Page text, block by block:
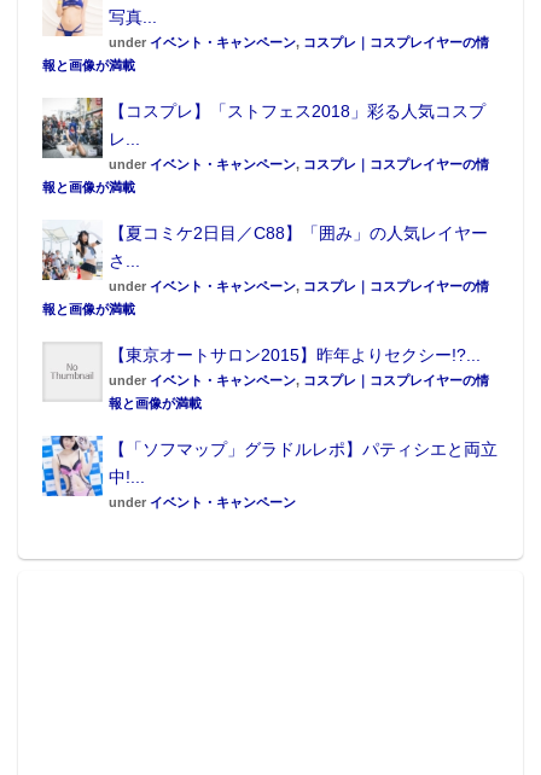
写真...
under イベント・キャンペーン, コスプレ｜コスプレイヤーの情
報と画像が満載
【コスプレ】「ストフェス2018」彩る人気コスプ
レ...
under イベント・キャンペーン, コスプレ｜コスプレイヤーの情
報と画像が満載
【夏コミケ2日目／C88】「囲み」の人気レイヤー
さ...
under イベント・キャンペーン, コスプレ｜コスプレイヤーの情
報と画像が満載
【東京オートサロン2015】昨年よりセクシー!?...
under イベント・キャンペーン, コスプレ｜コスプレイヤーの情
報と画像が満載
【「ソフマップ」グラドルレポ】パティシエと両立
中!...
under イベント・キャンペーン